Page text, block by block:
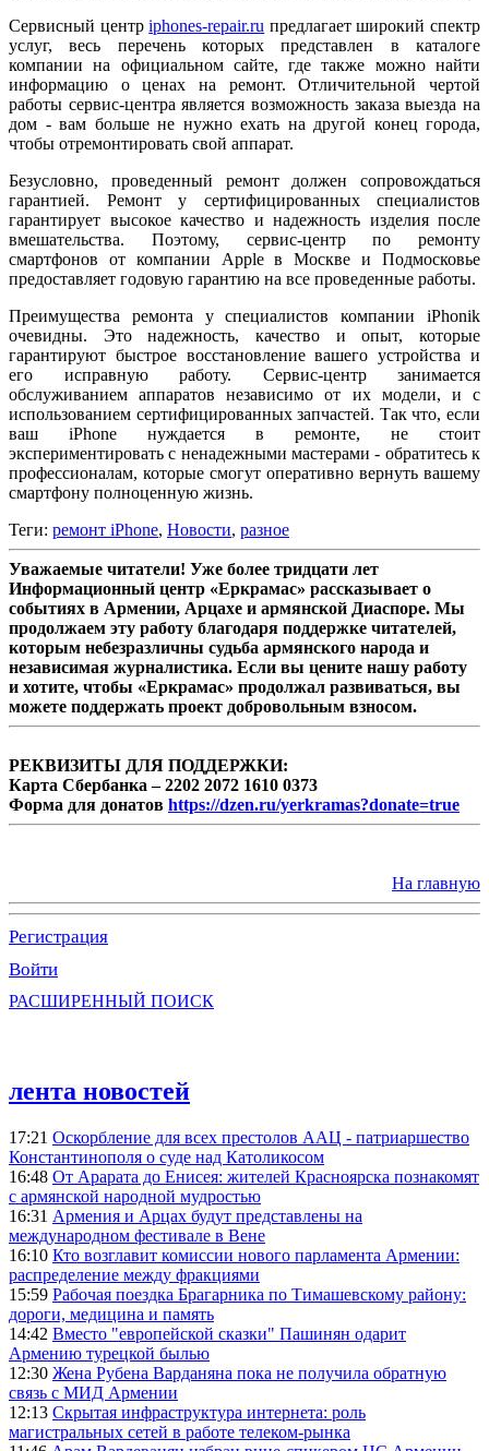
Сервисный центрiphones-repair.ru предлагает широкий спектр
услуг, весь перечень которых представлен в каталоге
компании на официальном сайте, где также можно найти
информацию о ценах на ремонт. Отличительной чертой
работы сервис-центра является возможность заказа выезда на
дом - вам больше не нужно ехать на другой конец города,
чтобы отремонтировать свой аппарат.
Безусловно, проведенный ремонт должен сопровождаться
гарантией. Ремонт у сертифицированных специалистов
гарантирует высокое качество и надежность изделия после
вмешательства. Поэтому, сервис-центр по ремонту
смартфонов от компании Apple в Москве и Подмосковье
предоставляет годовую гарантию на все проведенные работы.
Преимущества ремонта у специалистов компании iPhonik
очевидны. Это надежность, качество и опыт, которые
гарантируют быстрое восстановление вашего устройства и
его исправную работу. Сервис-центр занимается
обслуживанием аппаратов независимо от их модели, и с
использованием сертифицированных запчастей. Так что, если
ваш iPhone нуждается в ремонте, не стоит
экспериментировать с ненадежными мастерами - обратитесь к
профессионалам, которые смогут оперативно вернуть вашему
смартфону полноценную жизнь.
Теги: ремонт iPhone, Новости, разное
Уважаемые читатели! Уже более тридцати лет
Информационный центр «Еркрамас» рассказывает о
событиях в Армении, Арцахе и армянской Диаспоре. Мы
продолжаем эту работу благодаря поддержке читателей,
которым небезразличны судьба армянского народа и
независимая журналистика. Если вы цените нашу работу
и хотите, чтобы «Еркрамас» продолжал развиваться, вы
можете поддержать проект добровольным взносом.
РЕКВИЗИТЫ ДЛЯ ПОДДЕРЖКИ:
Карта Сбербанка – 2202 2072 1610 0373
Форма для донатов https://dzen.ru/yerkramas?donate=true
На главную
Регистрация
Войти
РАСШИРЕННЫЙ ПОИСК
лента новостей
17:21 Оскорбление для всех престолов ААЦ - патриаршество
Константинополя о суде над Католикосом
16:48 От Арарата до Енисея: жителей Красноярска познакомят
с армянской народной мудростью
16:31 Армения и Арцах будут представлены на
международном фестивале в Вене
16:10 Кто возглавит комиссии нового парламента Армении:
распределение между фракциями
15:59 Рабочая поездка Брагарника по Тимашевскому району:
дороги, медицина и память
14:42 Вместо "европейской сказки" Пашинян одарит
Армению турецкой былью
12:30 Жена Рубена Варданяна пока не получила обратную
связь с МИД Армении
12:13 Скрытая инфраструктура интернета: роль
магистральных сетей в работе телеком-рынка